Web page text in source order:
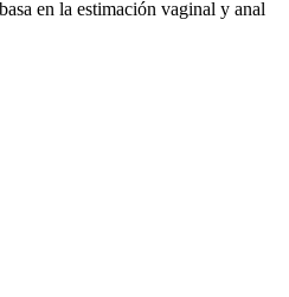
en la estimación vaginal y anal